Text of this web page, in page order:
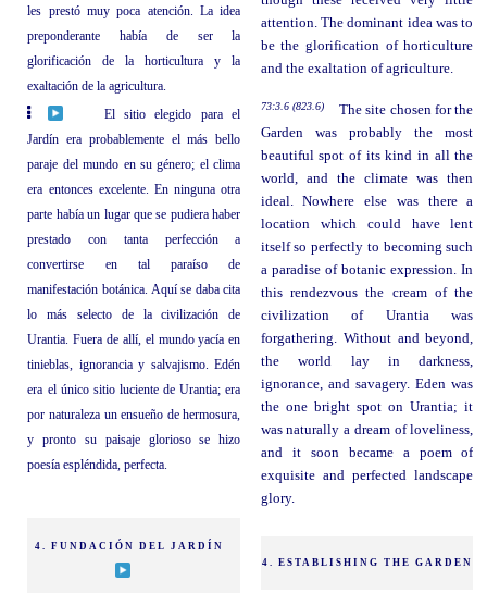
les prestó muy poca atención. La idea
preponderante había de ser la
glorificación de la horticultura y la
exaltación de la agricultura.
attention. The dominant idea was to
be the glorification of horticulture
and the exaltation of agriculture.
El sitio elegido para el
Jardín era probablemente el más bello
paraje del mundo en su género; el clima
era entonces excelente. En ninguna otra
parte había un lugar que se pudiera haber
prestado con tanta perfección a
convertirse en tal paraíso de
manifestación botánica. Aquí se daba cita
lo más selecto de la civilización de
Urantia. Fuera de allí, el mundo yacía en
tinieblas, ignorancia y salvajismo. Edén
era el único sitio luciente de Urantia; era
por naturaleza un ensueño de hermosura,
y pronto su paisaje glorioso se hizo
poesía espléndida, perfecta.
73:3.6 (823.6)
The site chosen for the
Garden was probably the most
beautiful spot of its kind in all the
world, and the climate was then
ideal. Nowhere else was there a
location which could have lent
itself so perfectly to becoming such
a paradise of botanic expression. In
this rendezvous the cream of the
civilization of Urantia was
forgathering. Without and beyond,
the world lay in darkness,
ignorance, and savagery. Eden was
the one bright spot on Urantia; it
was naturally a dream of loveliness,
and it soon became a poem of
exquisite and perfected landscape
glory.
4. FUNDACIÓN DEL JARDÍN
4. ESTABLISHING THE GARDEN